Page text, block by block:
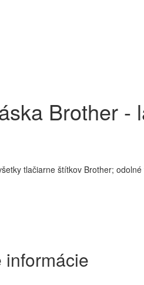
Brother
tlačiarne štítkov Brother;